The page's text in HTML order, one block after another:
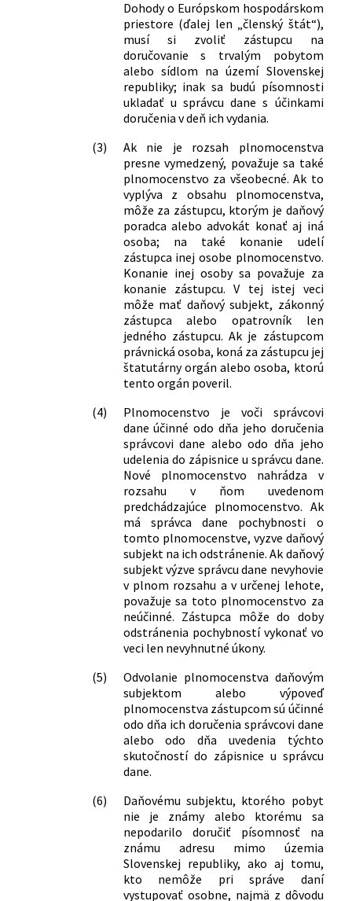
Dohody o Európskom hospodárskom
priestore (ďalej len „členský štát“),
musí si zvoliť zástupcu na
doručovanie s trvalým pobytom
alebo sídlom na území Slovenskej
republiky; inak sa budú písomnosti
ukladať u správcu dane s účinkami
doručenia v deň ich vydania.
(3)
Ak nie je rozsah plnomocenstva
presne vymedzený, považuje sa také
plnomocenstvo za všeobecné. Ak to
vyplýva z obsahu plnomocenstva,
môže za zástupcu, ktorým je daňový
poradca alebo advokát konať aj iná
osoba; na také konanie udelí
zástupca inej osobe plnomocenstvo.
Konanie inej osoby sa považuje za
konanie zástupcu. V tej istej veci
môže mať daňový subjekt, zákonný
zástupca alebo opatrovník len
jedného zástupcu. Ak je zástupcom
právnická osoba, koná za zástupcu jej
štatutárny orgán alebo osoba, ktorú
tento orgán poveril.
(4)
Plnomocenstvo je voči správcovi
dane účinné odo dňa jeho doručenia
správcovi dane alebo odo dňa jeho
udelenia do zápisnice u správcu dane.
Nové plnomocenstvo nahrádza v
rozsahu v ňom uvedenom
predchádzajúce plnomocenstvo. Ak
má správca dane pochybnosti o
tomto plnomocenstve, vyzve daňový
subjekt na ich odstránenie. Ak daňový
subjekt výzve správcu dane nevyhovie
v plnom rozsahu a v určenej lehote,
považuje sa toto plnomocenstvo za
neúčinné. Zástupca môže do doby
odstránenia pochybností vykonať vo
veci len nevyhnutné úkony.
(5)
Odvolanie plnomocenstva daňovým
subjektom alebo výpoveď
plnomocenstva zástupcom sú účinné
odo dňa ich doručenia správcovi dane
alebo odo dňa uvedenia týchto
skutočností do zápisnice u správcu
dane.
(6)
Daňovému subjektu, ktorého pobyt
nie je známy alebo ktorému sa
nepodarilo doručiť písomnosť na
známu adresu mimo územia
Slovenskej republiky, ako aj tomu,
kto nemôže pri správe daní
vystupovať osobne, najmä z dôvodu